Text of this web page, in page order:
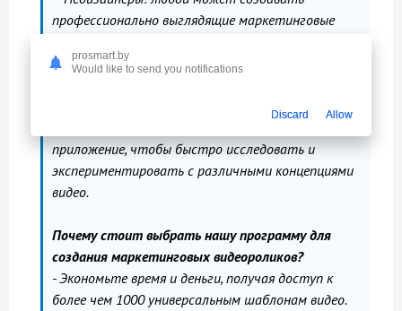
профессионально выглядящие маркетинговые
- Создатели, экономящие время: экономьте время
приложение, чтобы быстро исследовать и
экспериментировать с различными концепциями
видео.
Почему стоит выбрать нашу программу для
создания маркетинговых видеороликов?
- Экономьте время и деньги, получая доступ к
более чем 1000 универсальным шаблонам видео.
prosmart.by
Would like to send you notifications
Discard Allow